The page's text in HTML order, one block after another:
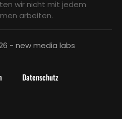
wir nicht mit jedem
arbeiten.
- new media labs
Datenschutz